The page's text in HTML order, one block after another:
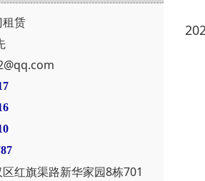
赁
红旗渠路新华家园8栋701